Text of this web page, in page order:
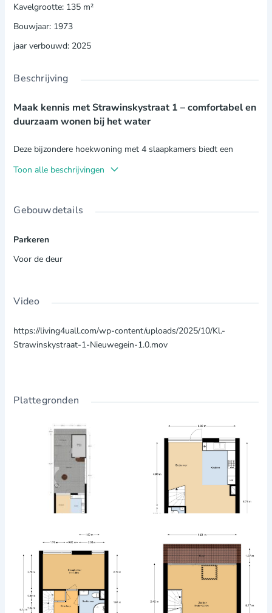
Kavelgrootte: 135 m²
Bouwjaar: 1973
jaar verbouwd: 2025
Beschrijving
Maak kennis met Strawinskystraat 1 – comfortabel en
duurzaam wonen bij het water
Deze bijzondere hoekwoning met 4 slaapkamers biedt een
, een plek om iedere dag tot rust te komen. Dankzij de
en ruim. De woning is gelegen in een groene, kindvriendelijke
zonnepanelen, wat niet alleen goed is voor het milieu, maar ook
Highlights van deze woning:
Hoekwoning met vrij uitzicht over een vijver
Zonnige achtertuin met veel privacy
Zonnepanelen aanwezig – energiezuinig wonen!
Kindvriendelijke, rustige wijk
Winkels, scholen en Cityplaza in de buurt
Goede bereikbaarheid van
Indeling van de woning:
Ruime woonkamer met uitzicht op het groen
Open keuken
Eerste verdieping:
Toon alle beschrijvingen
Gebouwdetails
Parkeren
Voor de deur
Video
https://living4uall.com/wp-content/uploads/2025/10/Kl.-
Strawinskystraat-1-Nieuwegein-1.0.mov
Plattegronden